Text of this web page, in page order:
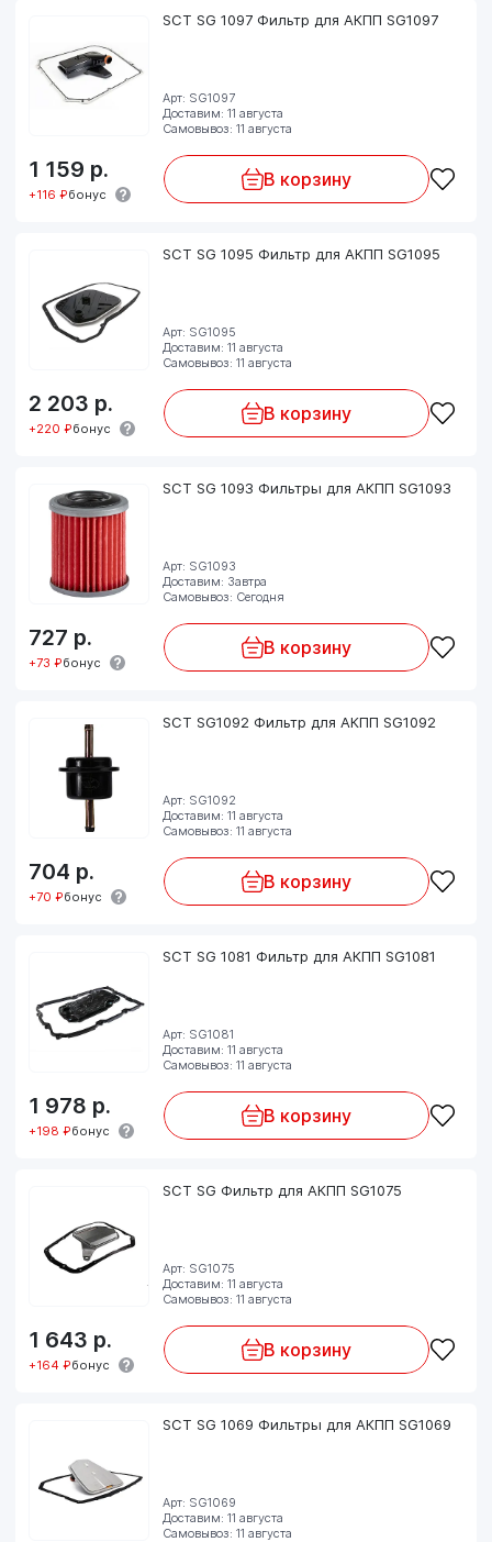
SCT SG 1097 Фильтр для АКПП SG1097
Арт: SG1097
Доставим: 11 августа
Самовывоз: 11 августа
1 159 р.
+116 ₽бонус
В корзину
SCT SG 1095 Фильтр для АКПП SG1095
Арт: SG1095
Доставим: 11 августа
Самовывоз: 11 августа
2 203 р.
+220 ₽бонус
В корзину
SCT SG 1093 Фильтры для АКПП SG1093
Арт: SG1093
Доставим: Завтра
Самовывоз: Сегодня
727 р.
+73 ₽бонус
В корзину
SCT SG1092 Фильтр для АКПП SG1092
Арт: SG1092
Доставим: 11 августа
Самовывоз: 11 августа
704 р.
+70 ₽бонус
В корзину
SCT SG 1081 Фильтр для АКПП SG1081
Арт: SG1081
Доставим: 11 августа
Самовывоз: 11 августа
1 978 р.
+198 ₽бонус
В корзину
SCT SG Фильтр для АКПП SG1075
Арт: SG1075
Доставим: 11 августа
Самовывоз: 11 августа
1 643 р.
+164 ₽бонус
В корзину
SCT SG 1069 Фильтры для АКПП SG1069
Арт: SG1069
Доставим: 11 августа
Самовывоз: 11 августа